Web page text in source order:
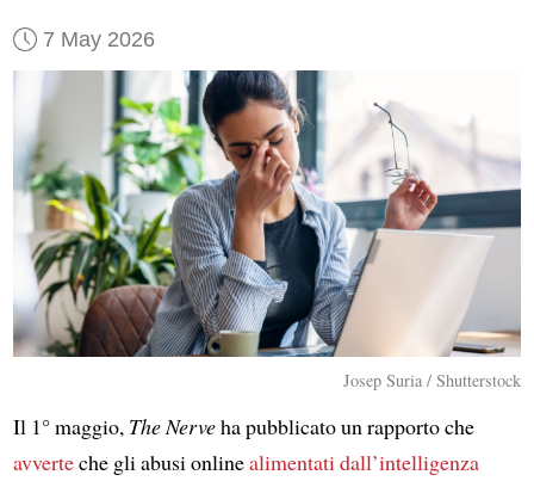
7 May 2026
Josep Suria / Shutterstock
Il 1° maggio, The Nerveha pubblicato un rapporto che
avverteche gli abusi onlinealimentati dall’intelligenza